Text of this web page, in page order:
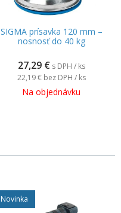
SIGMA prísavka 120 mm –
nosnosť do 40 kg
27,29 € s DPH / ks
22,19 € bez DPH / ks
Na objednávku
Novinka